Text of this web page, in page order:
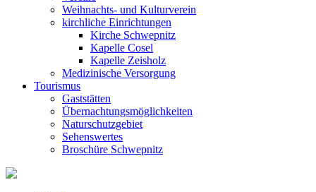
Weihnachts- und Kulturverein
kirchliche Einrichtungen
Kirche Schwepnitz
Kapelle Cosel
Kapelle Zeisholz
Medizinische Versorgung
Tourismus
Gaststätten
Übernachtungsmöglichkeiten
Naturschutzgebiet
Sehenswertes
Broschüre Schwepnitz